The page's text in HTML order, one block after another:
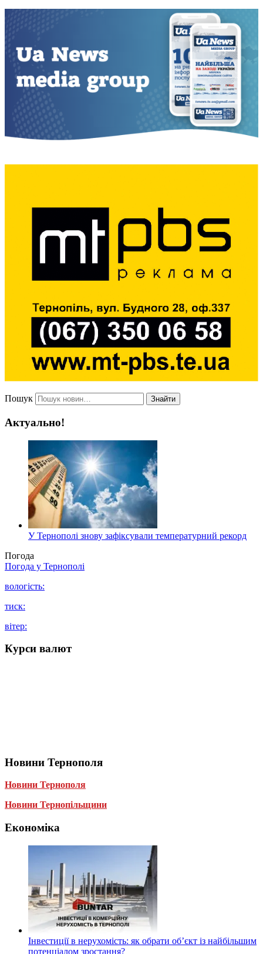
Пошук Знайти
Актуально!
У Тернополі знову зафіксували температурний рекорд
Погода
Погода у Тернополі
вологість:
тиск:
вітер:
Курси валют
Новини Тернополя
Новини Тернополя
Новини Тернопільщини
Економіка
Інвестиції в нерухомість: як обрати об’єкт із найбільшим
потенціалом зростання?